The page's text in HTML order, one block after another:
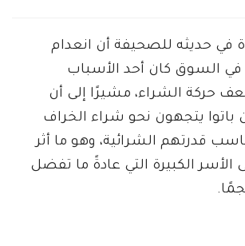
في حديثه للصحيفة أن انعدام
في السوق كان أحد الأسباب
حركة الشراء، مشيرًا إلى أن
باتوا يتجهون نحو شراء الخراف
قدرتهم الشرائية، وهو ما أثر
الكبيرة التي عادةً ما تفضل